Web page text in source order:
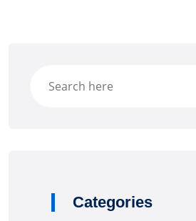
Categories